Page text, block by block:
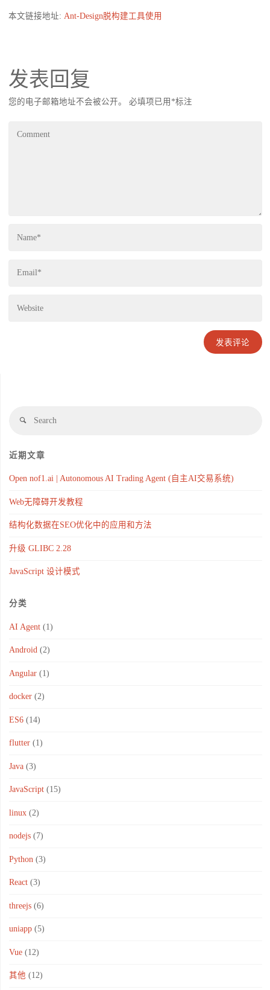
本文链接地址: Ant-Design脱构建工具使用
发表回复
您的电子邮箱地址不会被公开。 必填项已用 *标注
近期文章
Open nof1.ai | Autonomous AI Trading Agent (自主AI交易系统)
Web无障碍开发教程
结构化数据在SEO优化中的应用和方法
升级 GLIBC 2.28
JavaScript 设计模式
分类
AI Agent(1)
Android(2)
Angular(1)
docker(2)
ES6(14)
flutter(1)
Java(3)
JavaScript(15)
linux(2)
nodejs(7)
Python (3)
React(3)
threejs(6)
uniapp(5)
Vue(12)
其他 (12)